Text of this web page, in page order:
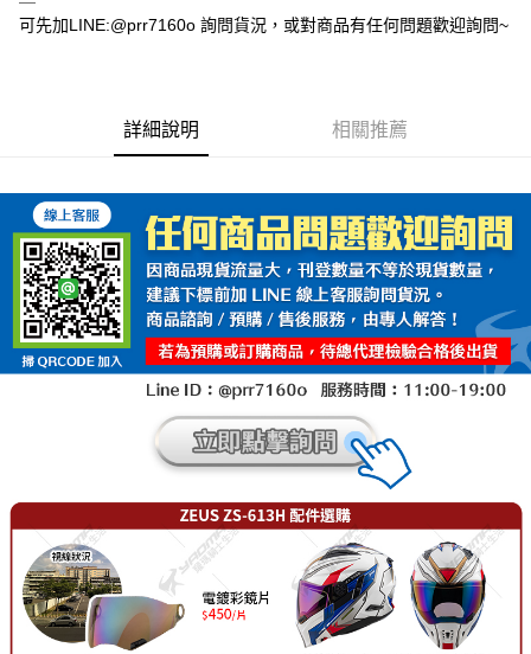
運送方式
7-11取貨付款(安全帽一頂以上請選宅配)
宅配
每筆NT$100，滿NT$1,000(含以上)免運費
可先加LINE:@prr7160o 詢問貨況，或對商品有任何問題歡迎詢問~
詳細說明 相關推薦